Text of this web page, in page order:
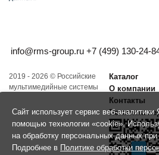
info@rms-group.ru +7 (499) 130-24-
2019 - 2026 © Российские
мультимедийные системы
Каталог
О компании
Контакты
Политика
Сайт использует сервис веб-
помощью технологии «cookie».
на обработку персональных данных
Подробнее в Политике обработки